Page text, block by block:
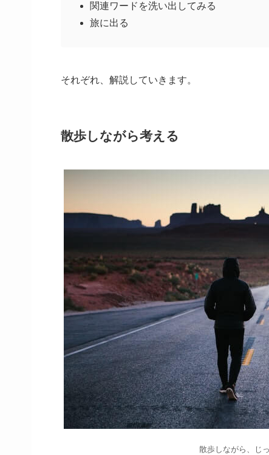
関連ワードを洗い出してみる
旅に出る
それぞれ、解説していきます。
散歩しながら考える
散歩しながら、じ